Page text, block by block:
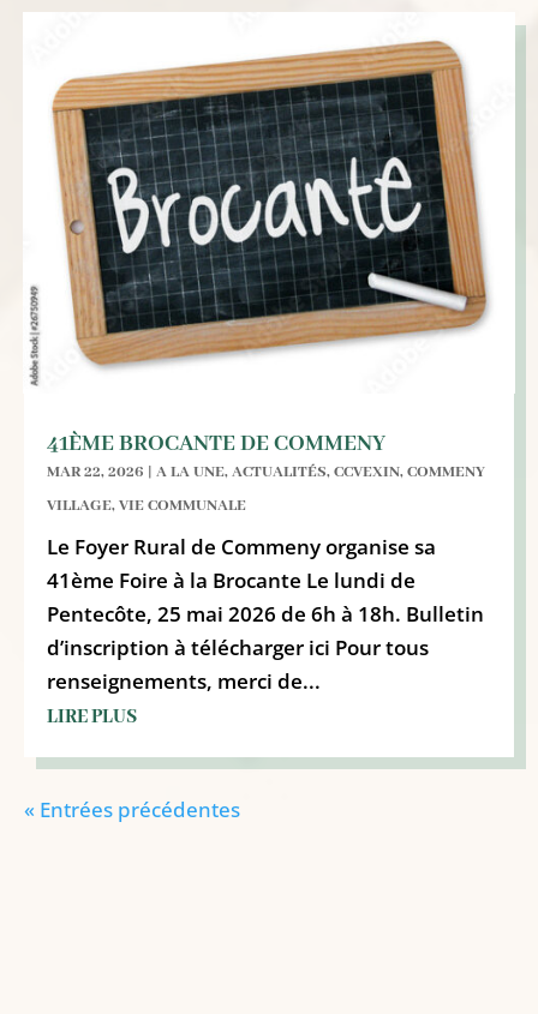
41ÈME BROCANTE DE COMMENY
MAR 22, 2026 | A LA UNE,ACTUALITÉS,CCVEXIN,COMMENY
VILLAGE,VIE COMMUNALE
Le Foyer Rural de Commeny organise sa
41ème Foire à la Brocante Le lundi de
Pentecôte, 25 mai 2026 de 6h à 18h. Bulletin
d’inscription à télécharger ici Pour tous
renseignements, merci de...
LIRE PLUS
« Entrées précédentes